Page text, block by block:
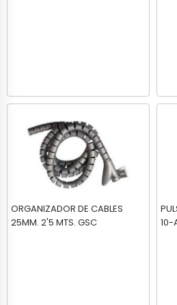
ORGANIZADOR DE CABLES
25MM. 2'5 MTS. GSC
10-